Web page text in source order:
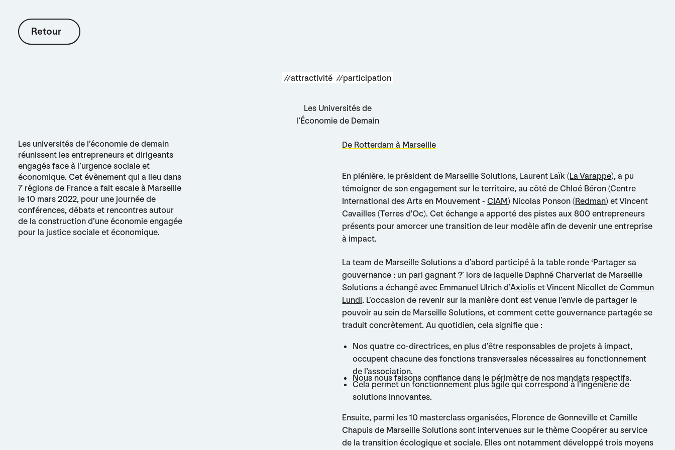
Retour
Retour
#attractivité #participation
Les Universités de
l’Économie de Demain
Les universités de l’économie de demain
réunissent les entrepreneurs et dirigeants
engagés face à l’urgence sociale et
économique. Cet évènement qui a lieu dans
7 régions de France a fait escale à Marseille
le 10 mars 2022, pour une journée de
conférences, débats et rencontres autour
de la construction d’une économie engagée
pour la justice sociale et économique.
De Rotterdam à Marseille
En plénière, le président de Marseille Solutions, Laurent Laïk (La Varappe), a pu
témoigner de son engagement sur le territoire, au côté de Chloé Béron (Centre
International des Arts en Mouvement - CIAM) Nicolas Ponson (Redman) et Vincent
Cavailles (Terres d'Oc). Cet échange a apporté des pistes aux 800 entrepreneurs
présents pour amorcer une transition de leur modèle afin de devenir une entreprise
à impact.
La team de Marseille Solutions a d’abord participé à la table ronde ‘Partager sa
gouvernance : un pari gagnant ?’ lors de laquelle Daphné Charveriat de Marseille
Solutions a échangé avec Emmanuel Ulrich d’Axioliset Vincent Nicollet de Commun
Lundi. L’occasion de revenir sur la manière dont est venue l’envie de partager le
pouvoir au sein de Marseille Solutions, et comment cette gouvernance partagée se
traduit concrètement. Au quotidien, cela signifie que :
Nos quatre co-directrices, en plus d’être responsables de projets à impact,
occupent chacune des fonctions transversales nécessaires au fonctionnement
de l’association.
Nous nous faisons confiance dans le périmètre de nos mandats respectifs.
Cela permet un fonctionnement plus agile qui correspond à l’ingénierie de
solutions innovantes.
Ensuite, parmi les 10 masterclass organisées, Florence de Gonneville et Camille
Chapuis de Marseille Solutions sont intervenues sur le thème Coopérer au service
de la transition écologique et sociale. Elles ont notamment développé trois moyens